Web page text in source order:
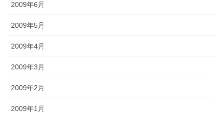
2009年6月
2009年5月
2009年4月
2009年3月
2009年2月
2009年1月